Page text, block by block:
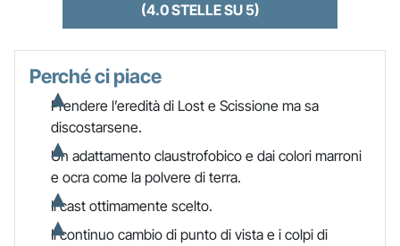
(4.0 STELLE SU 5)
Perché ci piace
Prendere l’eredità di Lost e Scissione ma sa
discostarsene.
Un adattamento claustrofobico e dai colori marroni
e ocra come la polvere di terra.
Il cast ottimamente scelto.
Il continuo cambio di punto di vista e i colpi di